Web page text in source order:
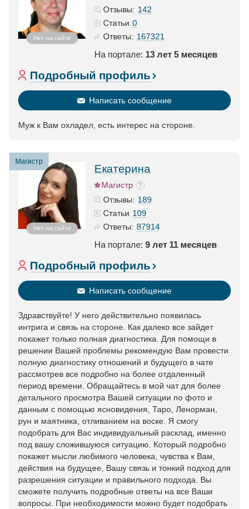
Нет на сайте
Отзывы: 142
Статьи 0
Ответы: 167321
На портале: 13 лет 5 месяцев
Подробный профиль
Написать сообщение
Муж к Вам охладел, есть интерес на стороне.
Магистр
Нет на сайте
Екатерина
Магистр
Отзывы: 189
Статьи 109
Ответы: 87914
На портале: 9 лет 11 месяцев
Подробный профиль
Написать сообщение
Здравствуйте! У него действительно появилась
интрига и связь на стороне. Как далеко все зайдет
покажет только полная диагностика. Для помощи в
решении Вашей проблемы рекомендую Вам провести
полную диагностику отношений и будущего в чате
рассмотрев все подробно на более отдаленный
период времени. Обращайтесь в мой чат для более
детального просмотра Вашей ситуации по фото и
данным с помощью ясновидения, Таро, Ленорман,
рун и маятника, отливанием на воске. Я смогу
подобрать для Вас индивидуальный расклад, именно
под вашу сложившуюся ситуацию. Который подробно
покажет мысли любимого человека, чувства к Вам,
действия на будущее, Вашу связь и тонкий подход для
разрешения ситуации и правильного подхода. Вы
сможете получить подробные ответы на все Ваши
вопросы. При необходимости можно будет подобрать